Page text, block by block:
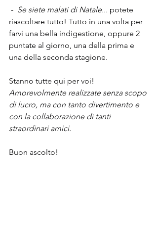
- Se siete malati di Natale... potete
riascoltare tutto! Tutto in una volta per
farvi una bella indigestione, oppure 2
puntate al giorno, una della prima e
una della seconda stagione.
Stanno tutte qui per voi!
Amorevolmente realizzate senza scopo
di lucro, ma con tanto divertimento e
con la collaborazione di tanti
straordinari amici.
Buon ascolto!